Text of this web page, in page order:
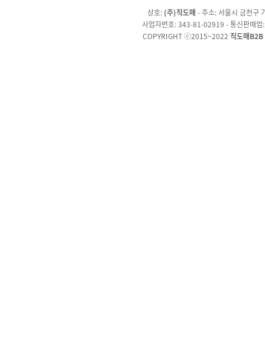
상호: (주)직도매 - 주소: 서울시 금천구
사업자번호: 343-81-02919 - 통신판매
COPYRIGHT ⓒ2015~2022 직도매B2B